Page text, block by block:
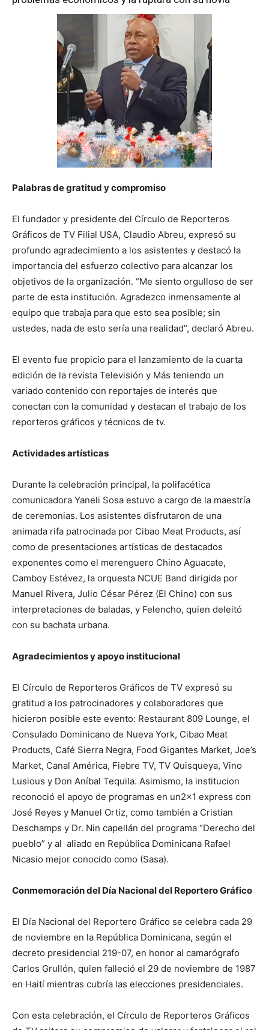
Palabras de gratitud y compromiso
El fundador y presidente del Círculo de Reporteros
Gráficos de TV Filial USA, Claudio Abreu, expresó su
profundo agradecimiento a los asistentes y destacó la
importancia del esfuerzo colectivo para alcanzar los
objetivos de la organización. “Me siento orgulloso de ser
parte de esta institución. Agradezco inmensamente al
equipo que trabaja para que esto sea posible; sin
ustedes, nada de esto sería una realidad”, declaró Abreu.
El evento fue propicio para el lanzamiento de la cuarta
edición de la revista Televisión y Más teniendo un
variado contenido con reportajes de interés que
conectan con la comunidad y destacan el trabajo de los
reporteros gráficos y técnicos de tv.
Actividades artísticas
Durante la celebración principal, la polifacética
comunicadora Yaneli Sosa estuvo a cargo de la maestría
de ceremonias. Los asistentes disfrutaron de una
animada rifa patrocinada por Cibao Meat Products, así
como de presentaciones artísticas de destacados
exponentes como el merenguero Chino Aguacate,
Camboy Estévez, la orquesta NCUE Band dirigida por
Manuel Rivera, Julio César Pérez (El Chino) con sus
interpretaciones de baladas, y Felencho, quien deleitó
con su bachata urbana.
Agradecimientos y apoyo institucional
El Círculo de Reporteros Gráficos de TV expresó su
gratitud a los patrocinadores y colaboradores que
hicieron posible este evento: Restaurant 809 Lounge, el
Consulado Dominicano de Nueva York, Cibao Meat
Products, Café Sierra Negra, Food Gigantes Market, Joe’s
Market, Canal América, Fiebre TV, TV Quisqueya, Vino
Lusious y Don Aníbal Tequila. Asimismo, la institucion
reconoció el apoyo de programas en un2x1 express con
José Reyes y Manuel Ortiz, como también a Cristian
Deschamps y Dr. Nin capellán del programa “Derecho del
pueblo” y al aliado en República Dominicana Rafael
Nicasio mejor conocido como (Sasa).
Conmemoración del Día Nacional del Reportero Gráfico
El Día Nacional del Reportero Gráfico se celebra cada 29
de noviembre en la República Dominicana, según el
decreto presidencial 219-07, en honor al camarógrafo
Carlos Grullón, quien falleció el 29 de noviembre de 1987
en Haití mientras cubría las elecciones presidenciales.
Con esta celebración, el Círculo de Reporteros Gráficos